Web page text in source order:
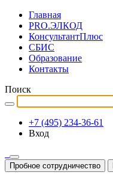
Главная
PRO.ЭЛКОД
КонсультантПлюс
СБИС
Образование
Контакты
Поиск
+7 (495) 234-36-61
Вход
Пробное сотрудничество